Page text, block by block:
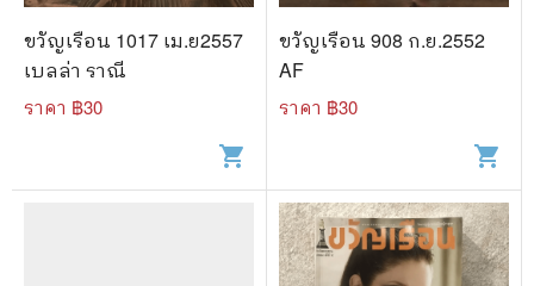
ขวัญเรือน 1017 เม.ย2557
เบลล่า ราณี
ราคา ฿30
shopping_cart
ขวัญเรือน 908 ก.ย.2552
AF
ราคา ฿30
shopping_cart